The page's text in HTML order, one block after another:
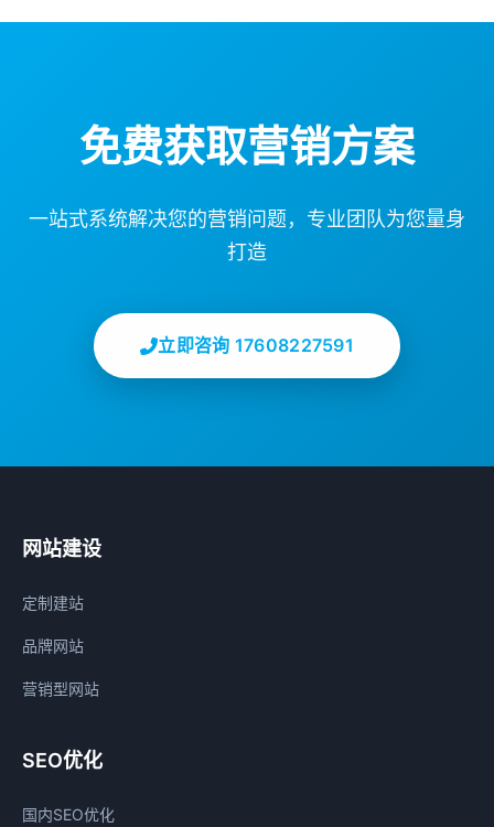
免费获取营销方案
一站式系统解决您的营销问题，专业团队为您量身
打造
立即咨询 17608227591
网站建设
定制建站
品牌网站
营销型网站
SEO优化
国内SEO优化